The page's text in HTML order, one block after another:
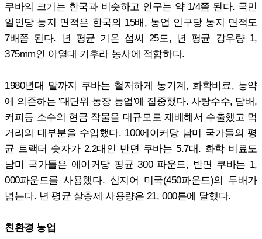
쿠바의 크기는 한국과 비슷하고 인구는 약 1/4쯤 된다. 국민
일인당 농지 면적은 한국의 15배, 농업 인구당 농지 면적도
7배쯤 된다. 년 평균 기온 섭씨 25도, 년 평균 강우량 1,
375mm인 아열대 기후라 농사에 적합하다.
1980년대 말까지 쿠바는 철저하게 농기계, 화학비료, 농약
에 의존하는 '대단위 농장 농업'에 집중했다. 사탕수수, 담배,
커피등 소수의 현금 작물을 대규모로 재배해서 수출했고 먹
거리의 대부분을 수입했다. 100에이커당 남미 국가들의 평
균 트랙터 숫자가 2.2대인 반면 쿠바는 5.7대. 화학 비료도
남미 국가들은 에이커당 평균 300 파운드, 반면 쿠바는 1,
000파운드를 사용했다. 심지어 미국(450파운드)의 두배가
넘는다. 년 평균 살충제 사용량은 21, 000톤에 달했다.
친환경 농업